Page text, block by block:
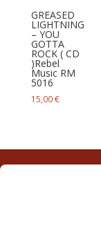
GREASED
LIGHTNING
– YOU
GOTTA
ROCK ( CD
)Rebel
Music RM
5016
15,00€